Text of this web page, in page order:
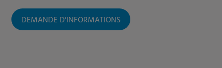
DEMANDE D'INFORMATIONS